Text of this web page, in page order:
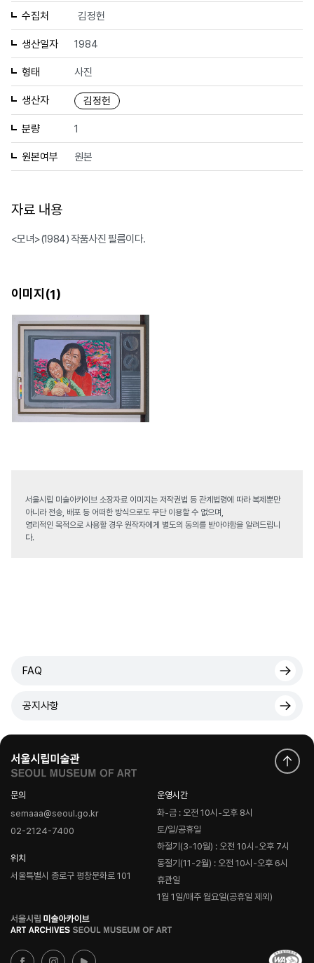
수집처 김정헌
생산일자 1984
형태 사진
생산자 김정헌
분량 1
원본여부 원본
자료 내용
<모녀>(1984) 작품사진 필름이다.
이미지(1)
서울시립 미술아카이브 소장자료 이미지는 저작권법 등 관계법령에 따라 복제뿐만
아니라 전송, 배포 등 어떠한 방식으로도 무단 이용할 수 없으며,
영리적인 목적으로 사용할 경우 원작자에게 별도의 동의를 받아야함을 알려드립니
다.
FAQ
공지사항
문의
semaaa@seoul.go.kr
02-2124-7400
위치
서울특별시 종로구 평창문화로 101
운영시간
화-금 : 오전 10시-오후 8시
토/일/공휴일
하절기(3-10월) : 오전 10시-오후 7시
동절기(11-2월) : 오전 10시-오후 6시
휴관일
1월 1일/매주 월요일(공휴일 제외)
로
고